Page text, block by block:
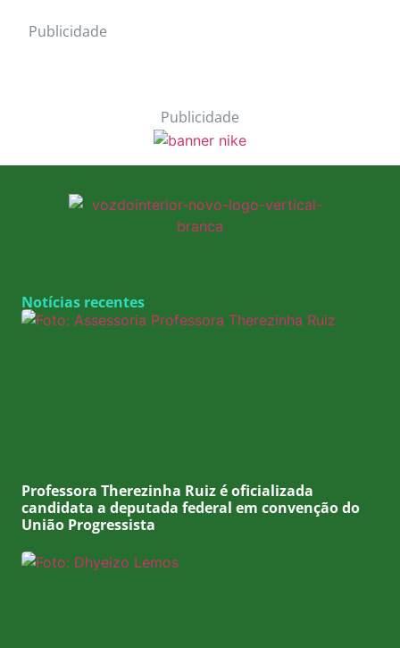
Publicidade
Publicidade
Notícias recentes
Professora Therezinha Ruiz é oficializada
candidata a deputada federal em convenção do
União Progressista